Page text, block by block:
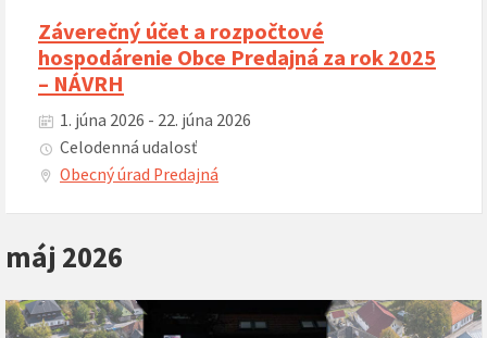
Záverečný účet a rozpočtové
hospodárenie Obce Predajná za rok 2025
– NÁVRH
1. júna 2026 - 22. júna 2026
Celodenná udalosť
Obecný úrad Predajná
máj 2026